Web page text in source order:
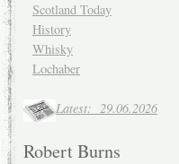
Scotland Today
History
Whisky
Lochaber
Latest: 29.06.2026
Robert Burns